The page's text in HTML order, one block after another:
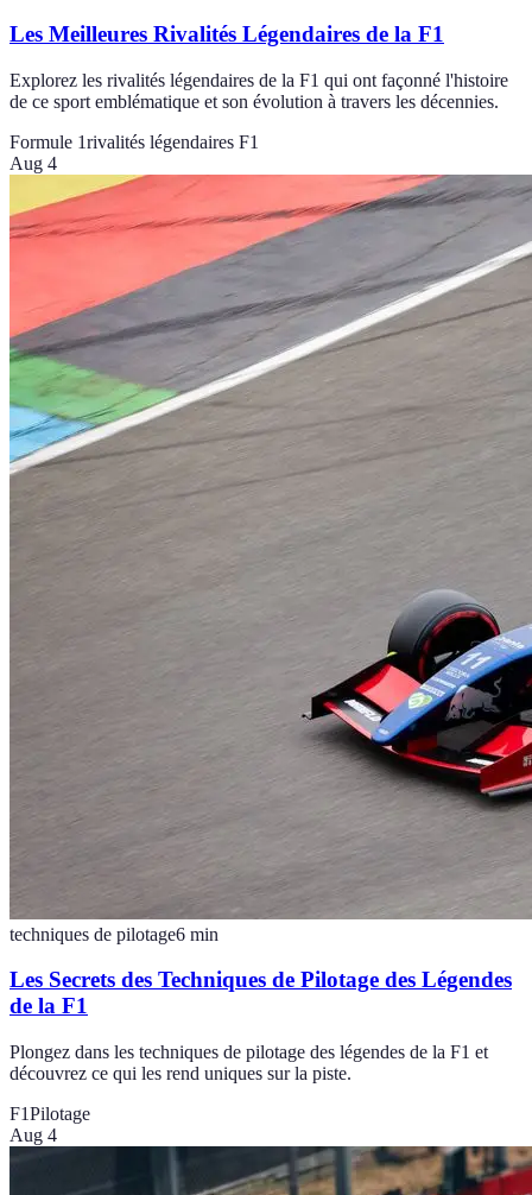
Les Meilleures Rivalités Légendaires de la F1
Explorez les rivalités légendaires de la F1 qui ont façonné l'histoire
de ce sport emblématique et son évolution à travers les décennies.
Formule 1rivalités légendaires F1
Aug 4
techniques de pilotage6 min
Les Secrets des Techniques de Pilotage des Légendes
de la F1
Plongez dans les techniques de pilotage des légendes de la F1 et
découvrez ce qui les rend uniques sur la piste.
F1Pilotage
Aug 4